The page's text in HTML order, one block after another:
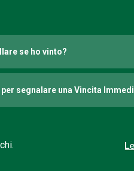
se ho vinto?
per segnalare una Vincita